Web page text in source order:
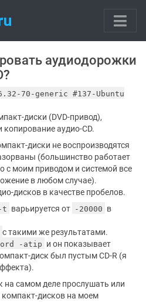
аудиодорожки
70-generic #137-Ubuntu
диски (DVD-привод),
аудио-CD.
диски не воспроизводятся
(большинство работает
с моим приводом и системой все
в любом случае).
дисков в качестве пробелов.
t варьируется от -20000 в
с такими же результатами.
-atip
и он показывает
диск был пустым CD-R (я
на самом деле прослушать или
компакт-дисков на моем